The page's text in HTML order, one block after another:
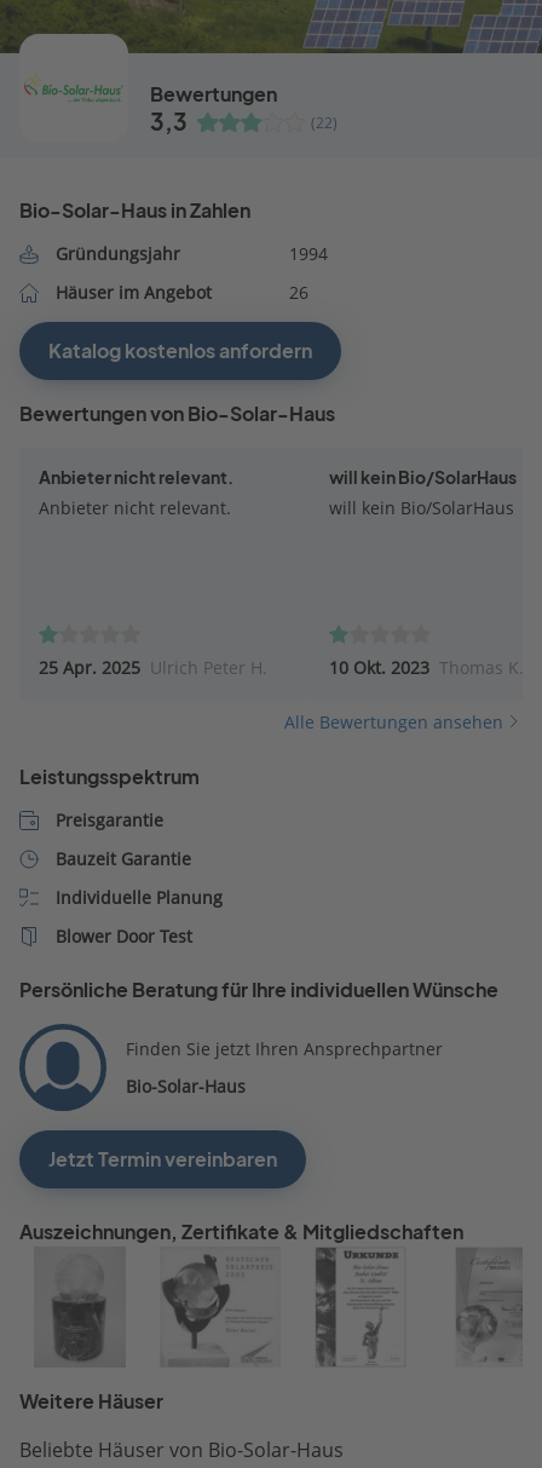
Bewertungen
3,3 (22)
Bio-Solar-Haus in Zahlen
Gründungsjahr
1994
Häuser im Angebot
26
Katalog kostenlos anfordern
Bewertungen von Bio-Solar-Haus
Anbieter nicht relevant.
Anbieter nicht relevant.
25 Apr. 2025 Ulrich Peter H.
will kein Bio/SolarHaus
will kein Bio/SolarHaus
10 Okt. 2023 Thomas K.
Alle Bewertungen ansehen
Leistungsspektrum
Preisgarantie
Bauzeit Garantie
Individuelle Planung
Blower Door Test
Persönliche Beratung für Ihre individuellen Wünsche
Finden Sie jetzt Ihren Ansprechpartner
Bio-Solar-Haus
Jetzt Termin vereinbaren
Auszeichnungen, Zertifikate & Mitgliedschaften
Weitere Häuser
Beliebte Häuser von Bio-Solar-Haus